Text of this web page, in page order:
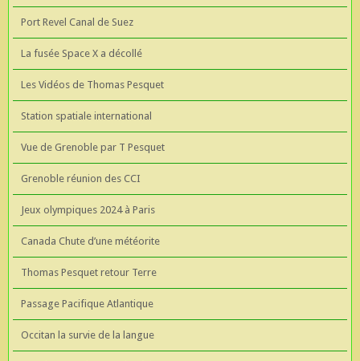
Port Revel Canal de Suez
La fusée Space X a décollé
Les Vidéos de Thomas Pesquet
Station spatiale international
Vue de Grenoble par T Pesquet
Grenoble réunion des CCI
Jeux olympiques 2024 à Paris
Canada Chute d’une météorite
Thomas Pesquet retour Terre
Passage Pacifique Atlantique
Occitan la survie de la langue